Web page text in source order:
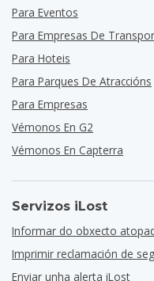
Para Eventos
Para Empresas De
Para Hoteis
Para Parques De Atraccións
Para Empresas
Vémonos En G2
Vémonos En Capterra
Servizos iLost
Informar do obxecto
Imprimir reclamación de
Enviar unha alerta iLost